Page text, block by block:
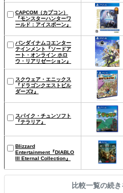
CAPCOM（カプコン）
『モンスターハンターワ
ールド：アイスボーン』
バンダイナムコエンター
テインメント『ソードア
ート・オンライン ホロ
ウ・リアリゼーション』
スクウェア・エニックス
『ドラゴンクエストビル
ダーズ2』
スパイク・チュンソフト
『テラリア』
Blizzard
Entertainment『DIABLO
III Eternal Collection』
比較一覧の続